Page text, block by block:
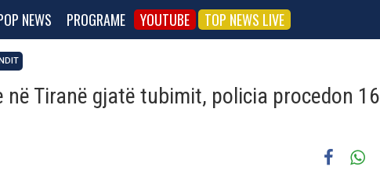
NEWS PROGRAME YOUTUBE TOP NEWS LIVE
në Tiranë gjatë tubimit, policia procedon 16